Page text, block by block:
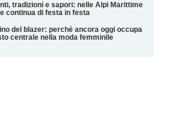
tradizioni e sapori: nelle Alpi Marittime
continua di festa in festa
del blazer: perché ancora oggi occupa
centrale nella moda femminile